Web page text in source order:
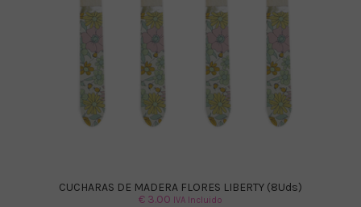
CUCHARAS DE MADERA FLORES LIBERTY (8Uds)
€ 3.00 IVA Incluido